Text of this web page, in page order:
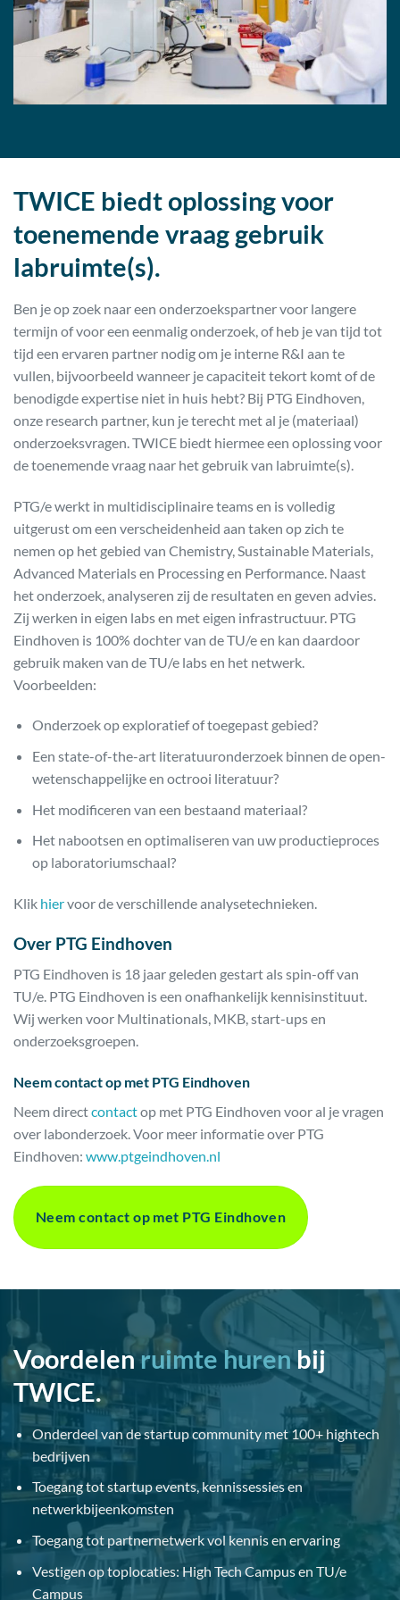
TWICE biedt oplossing voor
toenemende vraag gebruik
labruimte(s).
Ben je op zoek naar een onderzoekspartner voor langere
termijn of voor een eenmalig onderzoek, of heb je van tijd tot
tijd een ervaren partner nodig om je interne R&I aan te
vullen, bijvoorbeeld wanneer je capaciteit tekort komt of de
benodigde expertise niet in huis hebt? Bij PTG Eindhoven,
onze research partner, kun je terecht met al je (materiaal)
onderzoeksvragen. TWICE biedt hiermee een oplossing voor
de toenemende vraag naar het gebruik van labruimte(s).
PTG/e werkt in multidisciplinaire teams en is volledig
uitgerust om een verscheidenheid aan taken op zich te
nemen op het gebied van Chemistry, Sustainable Materials,
Advanced Materials en Processing en Performance. Naast
het onderzoek, analyseren zij de resultaten en geven advies.
Zij werken in eigen labs en met eigen infrastructuur. PTG
Eindhoven is 100% dochter van de TU/e en kan daardoor
gebruik maken van de TU/e labs en het netwerk.
Voorbeelden:
Onderzoek op exploratief of toegepast gebied?
Een state-of-the-art literatuuronderzoek binnen de open-
wetenschappelijke en octrooi literatuur?
Het modificeren van een bestaand materiaal?
Het nabootsen en optimaliseren van uw productieproces
op laboratoriumschaal?
Klik hiervoor de verschillende analysetechnieken.
Over PTG Eindhoven
PTG Eindhoven is 18 jaar geleden gestart als spin-off van
TU/e. PTG Eindhoven is een onafhankelijk kennisinstituut.
Wij werken voor Multinationals, MKB, start-ups en
onderzoeksgroepen.
Neem contact op met PTG Eindhoven
Neem directcontactop met PTG Eindhoven voor al je vragen
over labonderzoek. Voor meer informatie over PTG
Eindhoven: www.ptgeindhoven.nl
Neem contact op met PTG Eindhoven
Voordelenruimte hurenbij
TWICE.
Onderdeel van de startup community met 100+ hightech
bedrijven
Toegang tot startup events, kennissessies en
netwerkbijeenkomsten
Toegang tot partnernetwerk vol kennis en ervaring
Vestigen op toplocaties: High Tech Campus en TU/e
Campus